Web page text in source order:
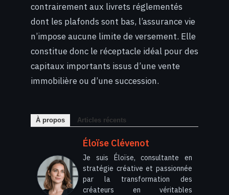
contrairement aux livrets réglementés
dont les plafonds sont bas, l’assurance vie
n’impose aucune limite de versement. Elle
constitue donc le réceptacle idéal pour des
capitaux importants issus d’une vente
immobilière ou d’une succession.
À propos Articles récents
Éloïse Clévenot
Je suis Éloïse, consultante en
stratégie créative et passionnée
par la transformation des
créateurs en véritables